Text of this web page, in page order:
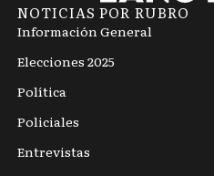
NOTICIAS POR RUBRO
Información General
Elecciones 2025
Política
Policiales
Entrevistas